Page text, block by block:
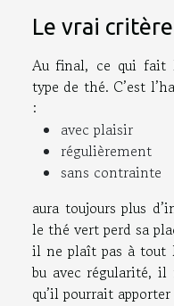
Le vrai
Au final, ce qui fait
type de thé. C’est
:
avec plaisir
régulièrement
sans contrainte
aura toujours plus
le thé vert perd sa
il ne plaît pas à tout
bu avec régularité,
qu’il pourrait